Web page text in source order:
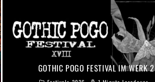
GOTHIC POGO FESTIVAL IM WERK 2